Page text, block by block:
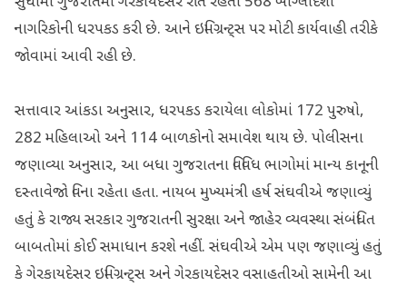
નાગરિકોની ધરપકડ કરી છે. આને ઇમિગ્રન્ટ્સ પર મોટી કાર્યવાહી તરીકે
જોવામાં આવી રહી છે.
સત્તાવાર આંકડા અનુસાર, ધરપકડ કરાયેલા લોકોમાં 172 પુરુષો,
282 મહિલાઓ અને 114 બાળકોનો સમાવેશ થાય છે. પોલીસના
જણાવ્યા અનુસાર, આ બધા ગુજરાતના વિવિધ ભાગોમાં માન્ય કાનૂની
દસ્તાવેજો વિના રહેતા હતા. નાયબ મુખ્યમંત્રી હર્ષ સંઘવીએ જણાવ્યું
હતું કે રાજ્ય સરકાર ગુજરાતની સુરક્ષા અને જાહેર વ્યવસ્થા સંબંધિત
બાબતોમાં કોઈ સમાધાન કરશે નહીં. સંઘવીએ એમ પણ જણાવ્યું હતું
કે ગેરકાયદેસર ઇમિગ્રન્ટ્સ અને ગેરકાયદેસર વસાહતીઓ સામેની આ